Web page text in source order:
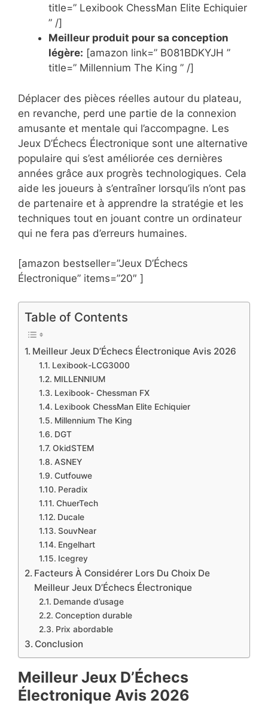
title=” Lexibook ChessMan Elite Echiquier
” /]
Meilleur produit pour sa conception
légère: [amazon link=” B081BDKYJH ”
title=” Millennium The King ” /]
Déplacer des pièces réelles autour du plateau,
en revanche, perd une partie de la connexion
amusante et mentale qui l’accompagne. Les
Jeux D’Échecs Électronique sont une alternative
populaire qui s’est améliorée ces dernières
années grâce aux progrès technologiques. Cela
aide les joueurs à s’entraîner lorsqu’ils n’ont pas
de partenaire et à apprendre la stratégie et les
techniques tout en jouant contre un ordinateur
qui ne fera pas d’erreurs humaines.
[amazon bestseller=”Jeux D’Échecs
Électronique” items=”20″ ]
Table of Contents
Meilleur Jeux D’Échecs Électronique Avis 2026
Lexibook-LCG3000
MILLENNIUM
Lexibook- Chessman FX
Lexibook ChessMan Elite Echiquier
Millennium The King
DGT
OkidSTEM
ASNEY
Cutfouwe
Peradix
ChuerTech
Ducale
SouvNear
Engelhart
Icegrey
Facteurs À Considérer Lors Du Choix De
Meilleur Jeux D’Échecs Électronique
Demande d’usage
Conception durable
Prix abordable
Conclusion
Meilleur Jeux D’Échecs
Électronique Avis 2026